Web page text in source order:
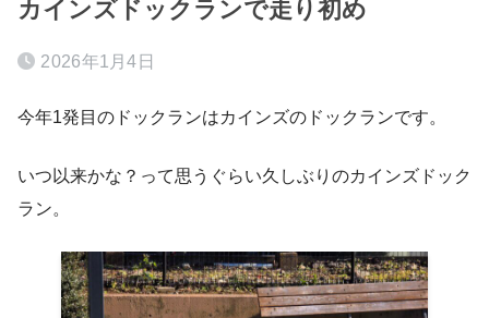
カインズドックランで走り初め
2026年1月4日
今年1発目のドックランはカインズのドックランです。
いつ以来かな？って思うぐらい久しぶりのカインズドック
ラン。